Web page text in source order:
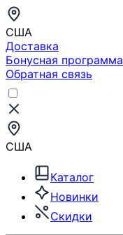
США
Доставка
Бонусная программа
Обратная связь
США
Каталог
Новинки
Скидки